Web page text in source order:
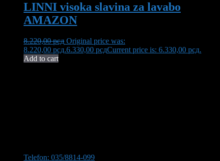
LINNI visoka slavina za lavabo
AMAZON
8.220,00рсд Original price was:
8.220,00 рсд.6.330,00 рсдCurrent price is: 6.330,00 рсд.
Add to cart
Telefon: 035/8814-099